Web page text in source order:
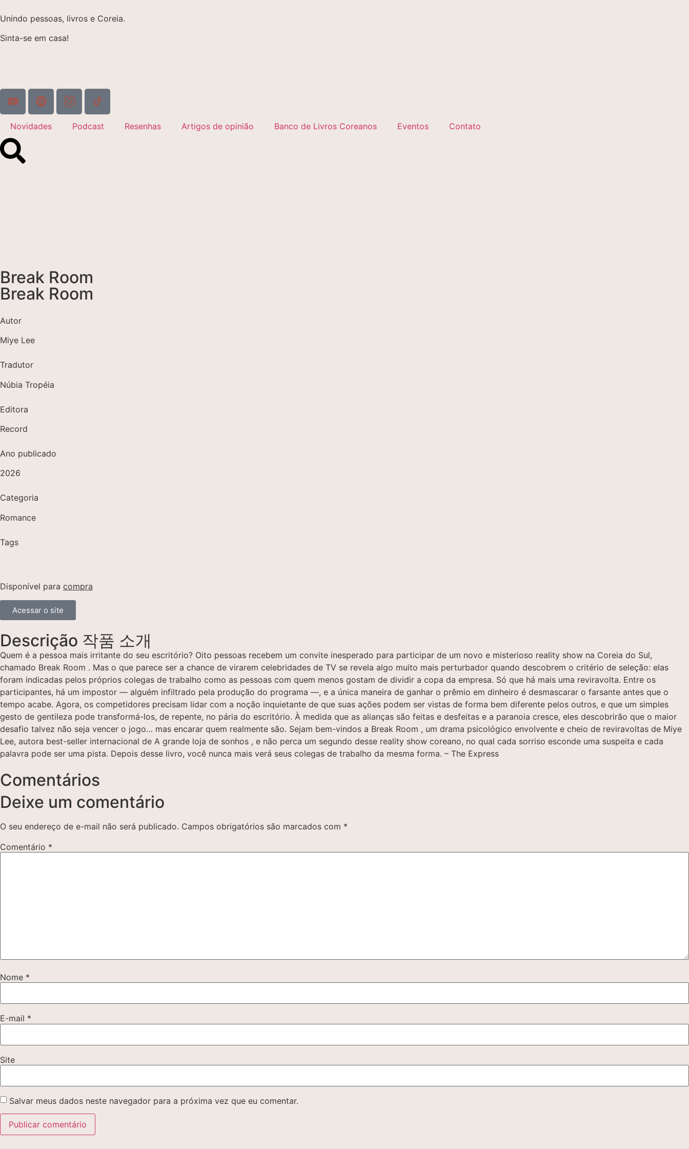
Unindo pessoas, livros e Coreia.
Sinta-se em casa!
Novidades Podcast Resenhas Artigos de opinião Banco de Livros Coreanos Eventos Contato
Break Room
Break Room
Autor
Miye Lee
Tradutor
Núbia Tropéia
Editora
Record
Ano publicado
2026
Categoria
Romance
Tags
Disponível para compra
Acessar o site
Descrição 작품 소개
Quem é a pessoa mais irritante do seu escritório? Oito pessoas recebem um convite inesperado para participar de um novo e misterioso reality show na Coreia do Sul,
chamado Break Room . Mas o que parece ser a chance de virarem celebridades de TV se revela algo muito mais perturbador quando descobrem o critério de seleção: elas
foram indicadas pelos próprios colegas de trabalho como as pessoas com quem menos gostam de dividir a copa da empresa. Só que há mais uma reviravolta. Entre os
participantes, há um impostor ― alguém infiltrado pela produção do programa ―, e a única maneira de ganhar o prêmio em dinheiro é desmascarar o farsante antes que o
tempo acabe. Agora, os competidores precisam lidar com a noção inquietante de que suas ações podem ser vistas de forma bem diferente pelos outros, e que um simples
gesto de gentileza pode transformá-los, de repente, no pária do escritório. À medida que as alianças são feitas e desfeitas e a paranoia cresce, eles descobrirão que o maior
desafio talvez não seja vencer o jogo… mas encarar quem realmente são. Sejam bem-vindos a Break Room , um drama psicológico envolvente e cheio de reviravoltas de Miye
Lee, autora best-seller internacional de A grande loja de sonhos , e não perca um segundo desse reality show coreano, no qual cada sorriso esconde uma suspeita e cada
palavra pode ser uma pista. Depois desse livro, você nunca mais verá seus colegas de trabalho da mesma forma. – The Express
Comentários
Deixe um comentário
O seu endereço de e-mail não será publicado. Campos obrigatórios são marcados com *
Comentário *
Nome *
E-mail *
Site
Salvar meus dados neste navegador para a próxima vez que eu comentar.